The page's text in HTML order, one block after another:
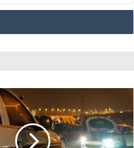
د
خ
ل
ب
ي
د